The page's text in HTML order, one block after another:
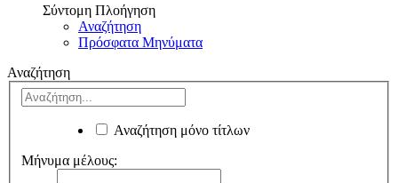
Σύντομη Πλοήγηση
Αναζήτηση
Πρόσφατα Μηνύματα
Αναζήτηση
Αναζήτηση μόνο τίτλων
Μήνυμα μέλους: